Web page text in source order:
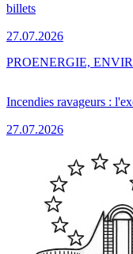
billets
27.07.2026
Incendies ravageurs :
27.07.2026
PROENERGIE,